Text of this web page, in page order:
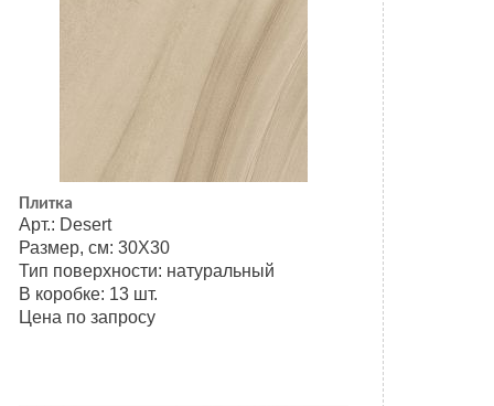
Плитка
Арт.: Desert
Размер, см: 30Х30
Тип поверхности: натуральный
В коробке: 13 шт.
Цена по запросу